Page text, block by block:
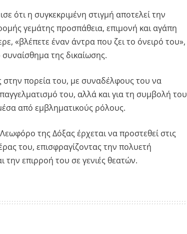
ότι η συγκεκριμένη στιγμή αποτελεί την
γεμάτης προσπάθεια, επιμονή και αγάπη
«βλέπετε έναν άντρα που ζει το όνειρό του»,
της δικαίωσης.
στην πορεία του, με συναδέλφους του να
του, αλλά και για τη συμβολή του
από εμβληματικούς ρόλους.
της Δόξας έρχεται να προστεθεί στις
του, επισφραγίζοντας την πολυετή
την επιρροή του σε γενιές θεατών.